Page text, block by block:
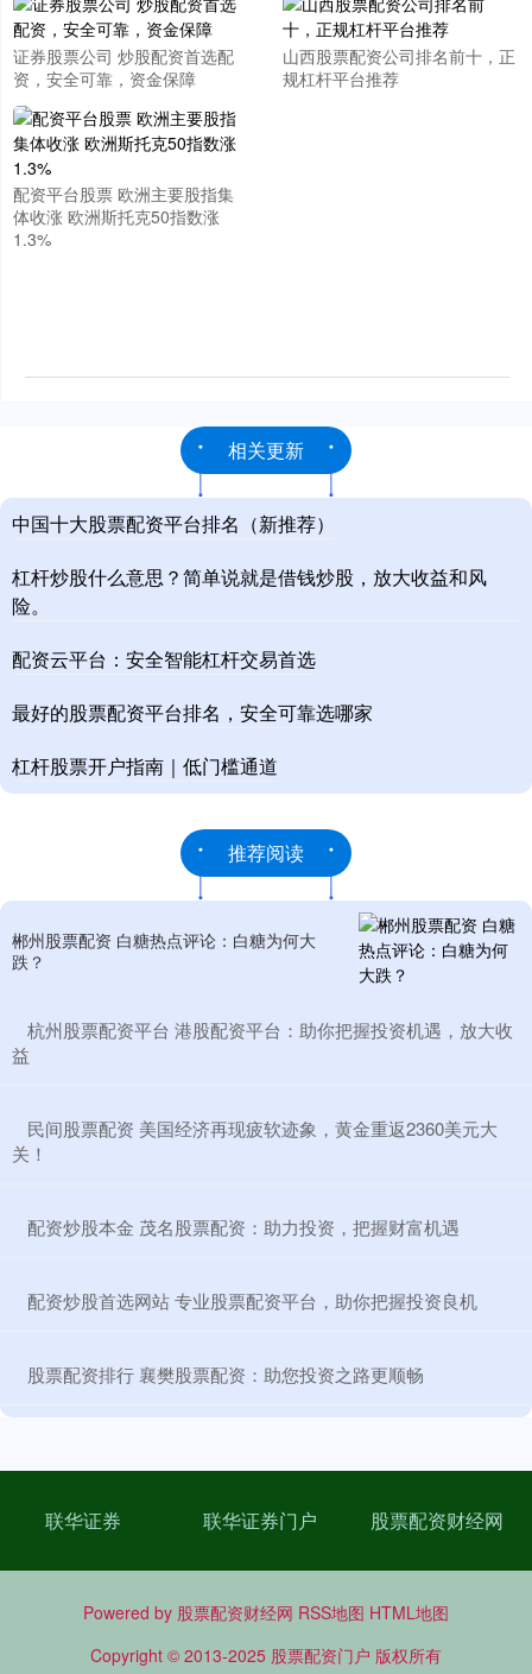
证券股票公司 炒股配资首选配
资，安全可靠，资金保障
山西股票配资公司排名前十，正
规杠杆平台推荐
配资平台股票 欧洲主要股指集
体收涨 欧洲斯托克50指数涨
1.3%
相关更新
中国十大股票配资平台排名（新推荐）
杠杆炒股什么意思？简单说就是借钱炒股，放大收益和风
险。
配资云平台：安全智能杠杆交易首选
最好的股票配资平台排名，安全可靠选哪家
杠杆股票开户指南｜低门槛通道
推荐阅读
郴州股票配资 白糖热点评论：白糖为何大
跌？
​杭州股票配资平台 港股配资平台：助你把握投资机遇，放大收
益
​民间股票配资 美国经济再现疲软迹象，黄金重返2360美元大
关！
​配资炒股本金 茂名股票配资：助力投资，把握财富机遇
​配资炒股首选网站 专业股票配资平台，助你把握投资良机
​股票配资排行 襄樊股票配资：助您投资之路更顺畅
联华证券 联华证券门户 股票配资财经网
Powered by 股票配资财经网 RSS地图 HTML地图
Copyright © 2013-2025 股票配资门户 版权所有